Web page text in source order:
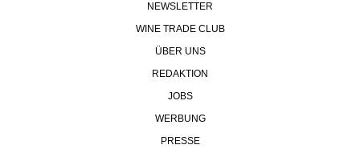
NEWSLETTER
WINE TRADE CLUB
ÜBER UNS
REDAKTION
JOBS
WERBUNG
PRESSE